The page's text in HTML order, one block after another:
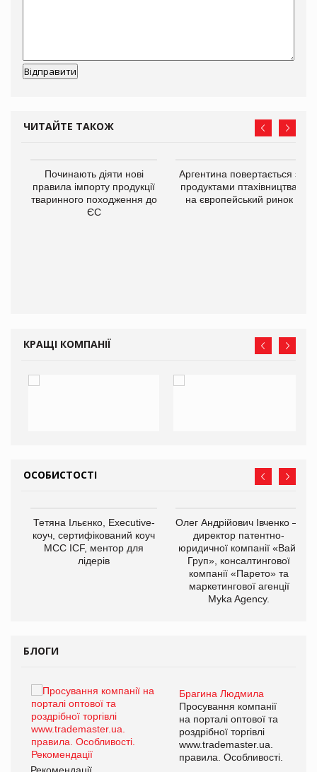
ЧИТАЙТЕ ТАКОЖ
Починають діяти нові
правила імпорту продукції
тваринного походження до
ЄС
Аргентина повертається з
продуктами птахівництва
на європейський ринок
КРАЩІ КОМПАНІЇ
ОСОБИСТОСТІ
Тетяна Ільєнко, Executive-
коуч, сертифікований коуч
МСС ICF, ментор для
лідерів
Олег Андрійович Івченко —
директор патентно-
юридичної компанії «Вайз
Груп», консалтингової
компанії «Парето» та
маркетингової агенції
Myka Agency.
БЛОГИ
Брагина Людмила
Просування компанії
на порталі оптової та
роздрібної торгівлі
www.trademaster.ua.
правила. Особливості.
Рекомендації